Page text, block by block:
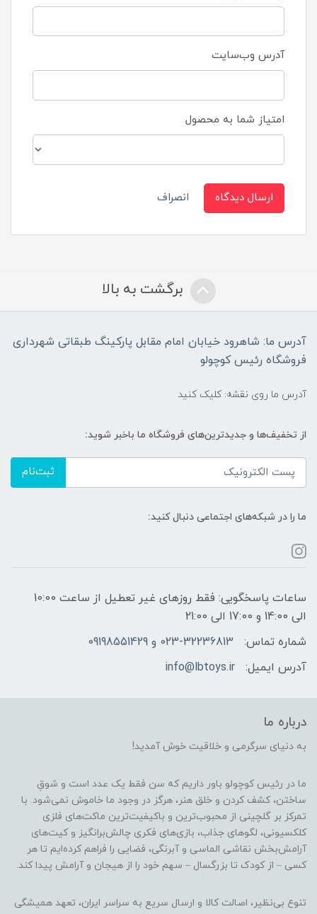
آدرس وب‌سایت
امتیاز شما به محصول
ارسال دیدگاه انصراف
برگشت به بالا
آدرس ما: شاهرود خیابان امام مقابل پارکینگ طبقاتی شهرداری
فروشگاه رئیس کوچولو
آدرس ما روی نقشه: کلیک کنید
از تخفیف‌ها و جدیدترین‌های فروشگاه ما باخبر شوید:
ثبت‌نام
ما را در شبکه‌های اجتماعی دنبال کنید:
ساعات پاسخگویی: فقط روزهای غیر تعطیل از ساعت 10:00
الی 14:00 و 17:00 الی 21:00
شماره تماس:
023-32236813 و 09198551429
آدرس ایمیل:
info@lbtoys.ir
درباره ما
به دنیای سرگرمی و خلاقیت خوش آمدید!
ما در رئیس کوچولو باور داریم که سن فقط یک عدد است و شوقِ
ساختن، کشف کردن و خلق هنر، هرگز در وجود ما خاموش نمی‌شود. با
تمرکز بر گلچینی از محبوب‌ترین و باکیفیت‌ترین ماکت‌های فلزی
کلکسیونی، لگوهای جذاب، بازی‌های فکری چالش‌برانگیز و کیت‌های
آرامش‌بخش نقاشی الماسی و آبرنگی، فضایی را فراهم کرده‌ایم تا هر
کسی – از کودک تا بزرگسال – سهم خود را از هیجان و آرامش پیدا کند.
تنوع بی‌نظیر، اصالت کالا و ارسال سریع به سراسر ایران، تعهد همیشگی